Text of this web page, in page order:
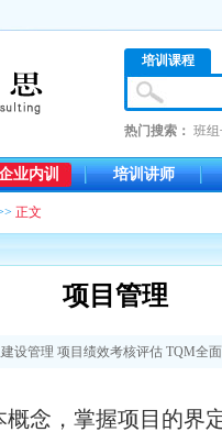
培训课程
热门搜索： 班
业内训 培训讲师
正文
项目管理
设管理 项目绩效考核评估 TQM全
概念，掌握项目的界